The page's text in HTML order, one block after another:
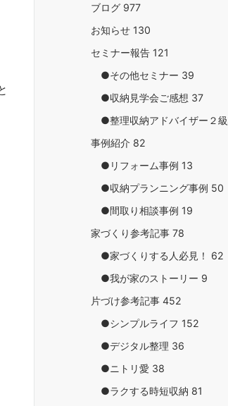
ブログ 977
お知らせ 130
セミナー報告 121
●その他セミナー 39
●収納見学会ご感想 37
●整理収納アドバイザー２
事例紹介 82
●リフォーム事例 13
●収納プランニング事例 50
●間取り相談事例 19
家づくり参考記事 78
●家づくりする人必見！ 62
●我が家のストーリー 9
片づけ参考記事 452
●シンプルライフ 152
●デジタル整理 36
●ニトリ愛 38
●ラクする時短収納 81